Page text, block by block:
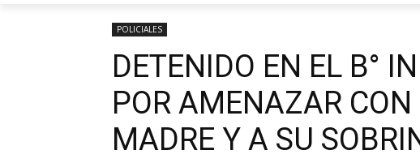
POLICIALES
DETENIDO EN EL B°
POR AMENAZAR
MADRE Y A SU